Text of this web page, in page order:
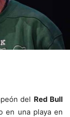
del Red Bull
en una playa en